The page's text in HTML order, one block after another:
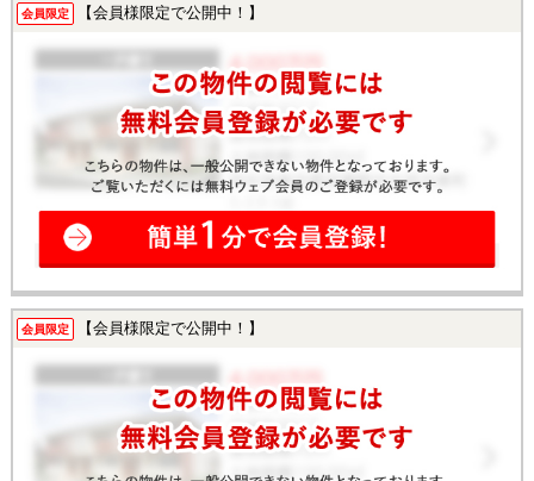
会員限定 【会員様限定で公開中！】
会員限定 【会員様限定で公開中！】